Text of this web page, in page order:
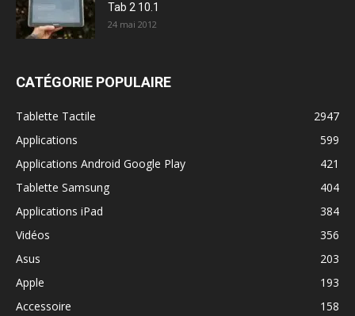
Tab 2 10.1
24 mai 2012
CATÉGORIE POPULAIRE
Tablette Tactile
2947
Applications
599
Applications Android Google Play
421
Tablette Samsung
404
Applications iPad
384
Vidéos
356
Asus
203
Apple
193
Accessoire
158